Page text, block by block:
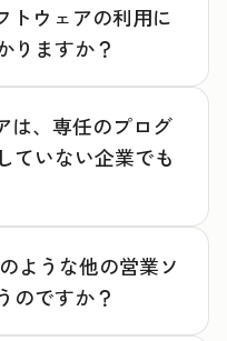
トウェアの利用に
りますか？
は、専任のプログ
ていない企業でも
ような他の営業ソ
のですか？